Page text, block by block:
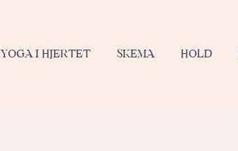
YOGA I HJERTET SKEMA HOLD